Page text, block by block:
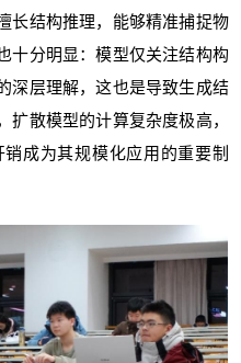
长结构推理，能够精准捕捉物
十分明显：模型仅关注结构构
深层理解，这也是导致生成结
散模型的计算复杂度极高，
成为其规模化应用的重要制